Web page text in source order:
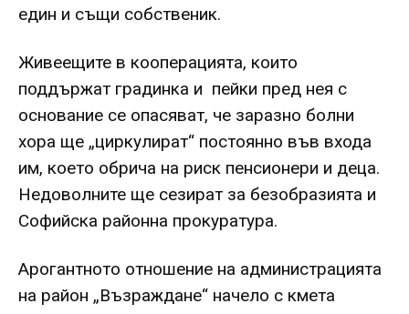
един и същи собственик.
Живеещите в кооперацията, които
поддържат градинка и пейки пред нея с
основание се опасяват, че заразно болни
хора ще „циркулират“ постоянно във входа
им, което обрича на риск пенсионери и деца.
Недоволните ще сезират за безобразията и
Софийска районна прокуратура.
Арогантното отношение на администрацията
на район „Възраждане“ начело с кмета